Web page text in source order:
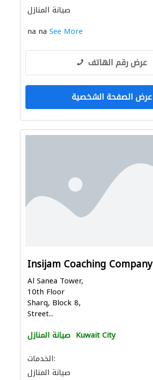
صيانة المنازل
na na See More
عرض رقم الهاتف
عرض الصفحة الشخصية
Insijam Coaching Company
Al Sanea Tower,
10th Floor
Sharq, Block 8,
Street...
صيانة المنازل Kuwait City
الخدمات:
صيانة المنازل